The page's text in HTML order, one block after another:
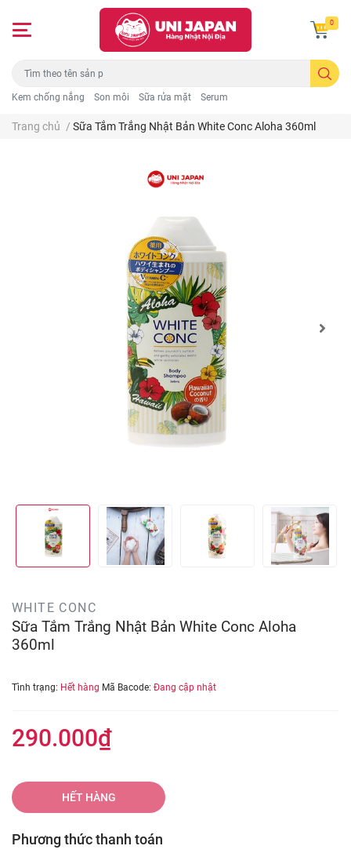
Kem chống nắng Son môi Sữa rửa mặt Serum
0
Trang chủ / Sữa Tắm Trắng Nhật Bản White Conc Aloha 360ml
WHITE CONC
Sữa Tắm Trắng Nhật Bản White Conc Aloha
360ml
Tình trạng: Hết hàng Mã Bacode: Đang cập nhật
290.000₫
HẾT HÀNG
Phương thức thanh toán